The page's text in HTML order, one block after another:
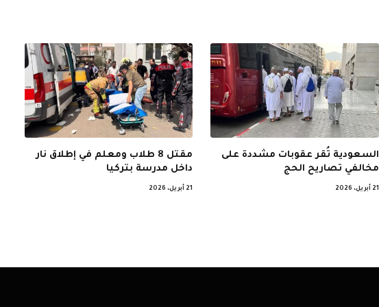
السعودية تُقر عقوبات مشددة على
مخالفي تصاريح الحج
21 أبريل، 2026
مقتل 8 طلاب ومعلم في إطلاق نار
داخل مدرسة بتركيا
21 أبريل، 2026